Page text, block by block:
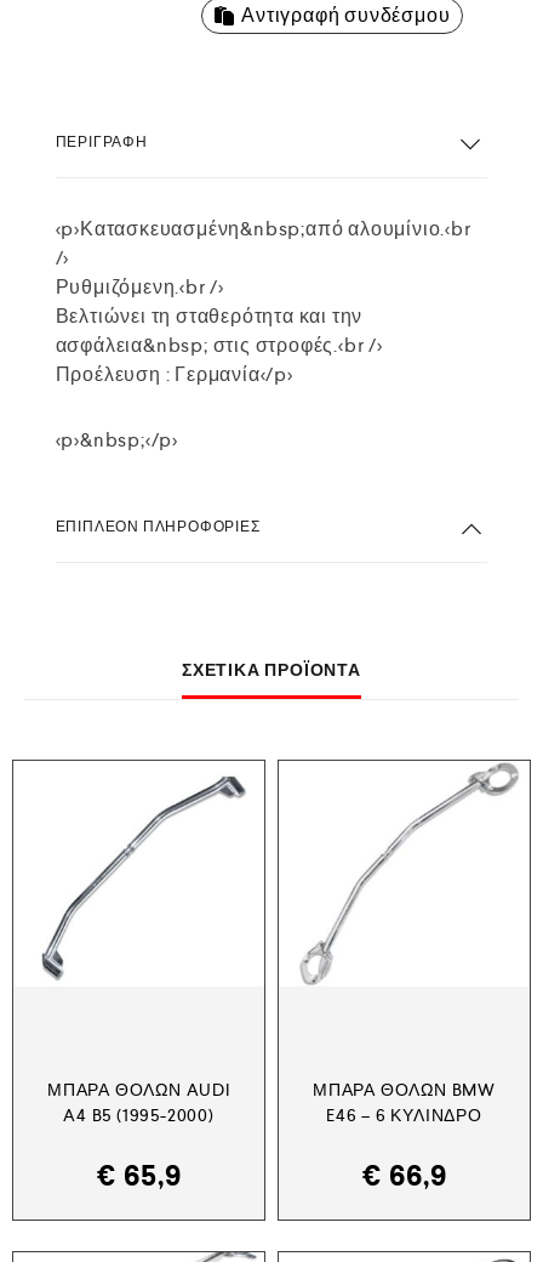
Αντιγραφή συνδέσμου
ΠΕΡΙΓΡΑΦΉ
<p>Κατασκευασμένη&nbsp;από αλουμίνιο.<br
/>
Ρυθμιζόμενη.<br />
Βελτιώνει τη σταθερότητα και την
ασφάλεια&nbsp; στις στροφές.<br />
Προέλευση : Γερμανία</p>
<p>&nbsp;</p>
ΕΠΙΠΛΈΟΝ ΠΛΗΡΟΦΟΡΊΕΣ
ΣΧΕΤΙΚΆ ΠΡΟΪΌΝΤΑ
ΜΠΆΡΑ ΘΌΛΩΝ AUDI
A4 B5 (1995-2000)
€ 65,9
ΜΠΆΡΑ ΘΌΛΩΝ BMW
E46 – 6 ΚΎΛΙΝΔΡΟ
€ 66,9